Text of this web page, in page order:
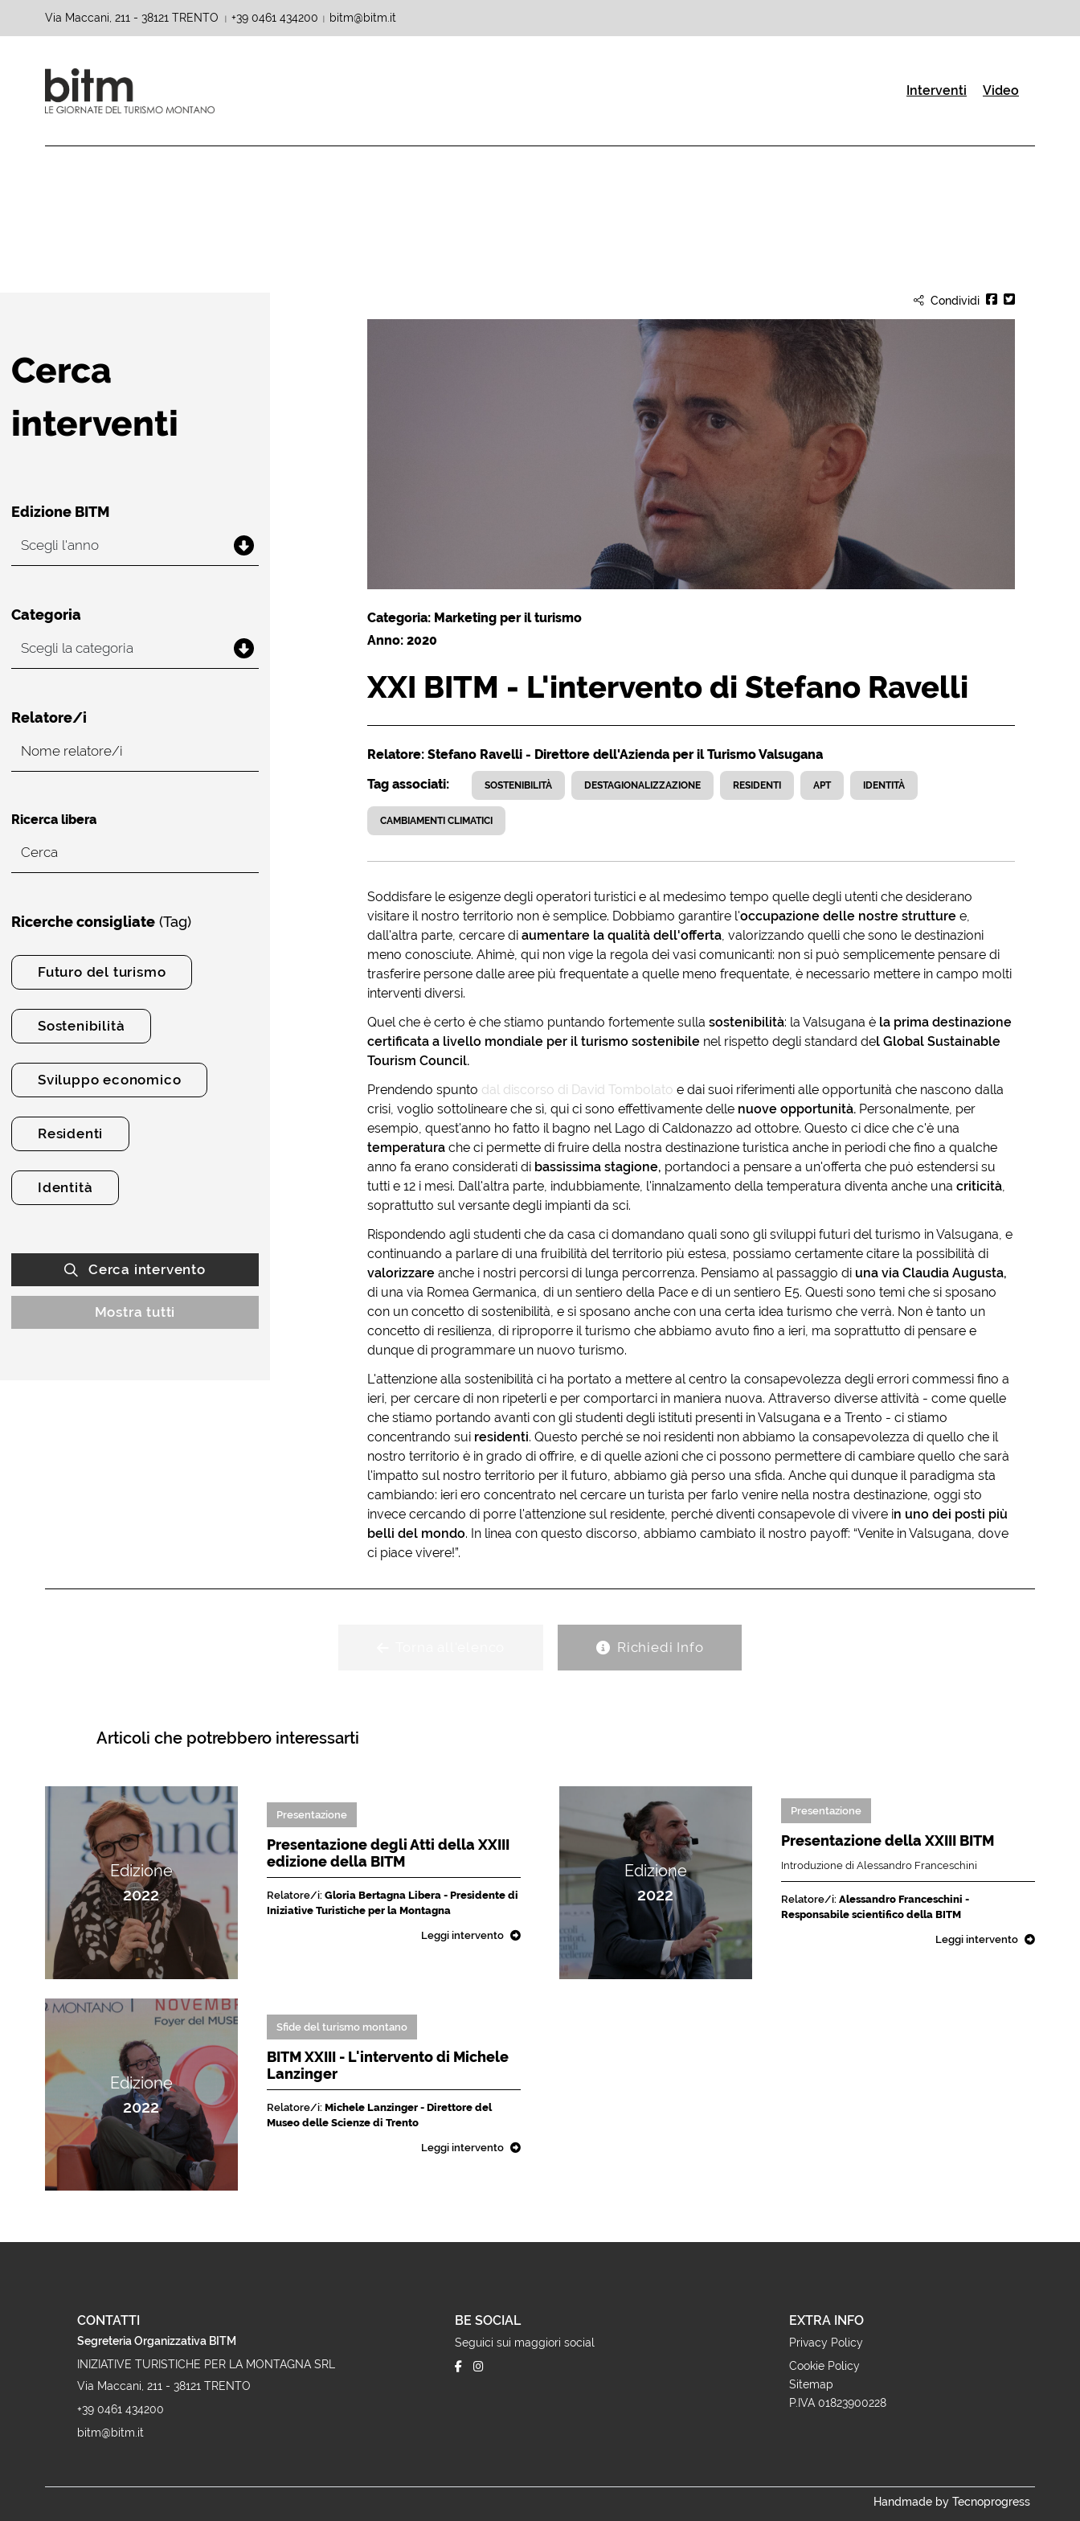
Via Maccani, 211 - 38121 TRENTO +39 0461 434200 bitm@bitm.it
Interventi (Pagina corrente)
Video
Cerca
interventi
Edizione BITM
Categoria
Relatore/i
Ricerca libera
Ricerche consigliate (Tag)
Futuro del turismo
Sostenibilità
Sviluppo economico
Residenti
Identità
Cerca intervento
Mostra tutti
Condividi
Categoria: Marketing per il turismo
Anno: 2020
XXI BITM - L'intervento di Stefano Ravelli
Relatore: Stefano Ravelli - Direttore dell'Azienda per il Turismo Valsugana
Tag associati:
SOSTENIBILITÀ DESTAGIONALIZZAZIONE RESIDENTI APT IDENTITÀ
CAMBIAMENTI CLIMATICI
Soddisfare le esigenze degli operatori turistici e al medesimo tempo quelle degli utenti che desiderano
visitare il nostro territorio non è semplice. Dobbiamo garantire l'occupazione delle nostre strutture e,
dall'altra parte, cercare di aumentare la qualità dell'offerta, valorizzando quelli che sono le destinazioni
meno conosciute. Ahimè, qui non vige la regola dei vasi comunicanti: non si può semplicemente pensare di
trasferire persone dalle aree più frequentate a quelle meno frequentate, è necessario mettere in campo molti
interventi diversi.
Quel che è certo è che stiamo puntando fortemente sulla sostenibilità: la Valsugana èla prima destinazione
certificata a livello mondiale per il turismo sostenibilenel rispetto degli standard del Global Sustainable
Tourism Council.
Prendendo spunto dal discorso di David Tombolato e dai suoi riferimenti alle opportunità che nascono dalla
crisi, voglio sottolineare che sì, qui ci sono effettivamente dellenuove opportunità.Personalmente, per
esempio, quest'anno ho fatto il bagno nel Lago di Caldonazzo ad ottobre. Questo ci dice che c'è una
temperatura che ci permette di fruire della nostra destinazione turistica anche in periodi che fino a qualche
anno fa erano considerati di bassissima stagione, portandoci a pensare a un'offerta che può estendersi su
tutti e 12 i mesi. Dall'altra parte, indubbiamente, l'innalzamento della temperatura diventa anche una criticità,
soprattutto sul versante degli impianti da sci.
Rispondendo agli studenti che da casa ci domandano quali sono gli sviluppi futuri del turismo in Valsugana, e
continuando a parlare di una fruibilità del territorio più estesa, possiamo certamente citare la possibilità di
valorizzare anche i nostri percorsi di lunga percorrenza. Pensiamo al passaggio di una via Claudia Augusta,
di una via Romea Germanica, di un sentiero della Pace e di un sentiero E5. Questi sono temi che si sposano
con un concetto di sostenibilità, e si sposano anche con una certa idea turismo che verrà. Non è tanto un
concetto di resilienza, di riproporre il turismo che abbiamo avuto fino a ieri, ma soprattutto di pensare e
dunque di programmare un nuovo turismo.
L'attenzione alla sostenibilità ci ha portato a mettere al centro la consapevolezza degli errori commessi fino a
ieri, per cercare di non ripeterli e per comportarci in maniera nuova. Attraverso diverse attività - come quelle
che stiamo portando avanti con gli studenti degli istituti presenti in Valsugana e a Trento - ci stiamo
concentrando sui residenti. Questo perché se noi residenti non abbiamo la consapevolezza di quello che il
nostro territorio è in grado di offrire, e di quelle azioni che ci possono permettere di cambiare quello che sarà
l'impatto sul nostro territorio per il futuro, abbiamo già perso una sfida. Anche qui dunque il paradigma sta
cambiando: ieri ero concentrato nel cercare un turista per farlo venire nella nostra destinazione, oggi sto
invece cercando di porre l'attenzione sul residente, perché diventi consapevole di vivere in uno dei posti più
belli del mondo. In linea con questo discorso, abbiamo cambiato il nostro payoff: “Venite in Valsugana, dove
ci piace vivere!”.
Richiedi Info
Articoli che potrebbero interessarti
Edizione
2022
Presentazione
Presentazione degli Atti della XXIII
edizione della BITM
Relatore/i: Gloria Bertagna Libera - Presidente di
Iniziative Turistiche per la Montagna
Leggi intervento
Edizione
2022
Presentazione
Presentazione della XXIII BITM
Introduzione di Alessandro Franceschini
Relatore/i: Alessandro Franceschini -
Responsabile scientifico della BITM
Leggi intervento
Edizione
2022
Sfide del turismo montano
BITM XXIII - L'intervento di Michele
Lanzinger
Relatore/i: Michele Lanzinger - Direttore del
Museo delle Scienze di Trento
Leggi intervento
CONTATTI
Segreteria Organizzativa BITM
INIZIATIVE TURISTICHE PER LA MONTAGNA SRL
Via Maccani, 211 - 38121 TRENTO
+39 0461 434200
bitm@bitm.it
BE SOCIAL
Seguici sui maggiori social
EXTRA INFO
Privacy Policy
Cookie Policy
Sitemap
P.IVA 01823900228
Handmade by Tecnoprogress